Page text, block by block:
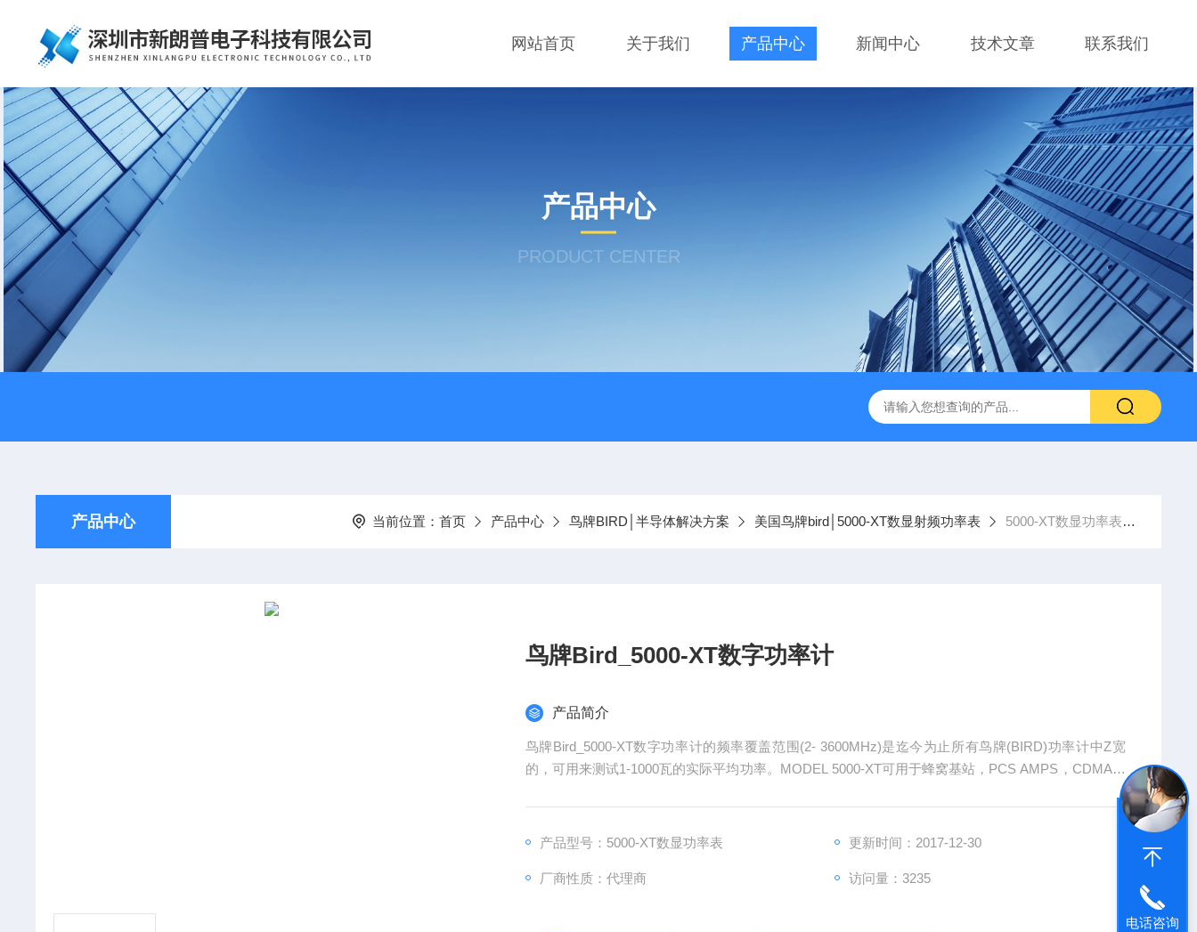
网站首页 关于我们 产品中心 新闻中心 技术文章 联系我们
产品中心
PRODUCT CENTER
产品中心 当前位置：首页 产品中心 鸟牌BIRD│半导体解决方案 美国鸟牌bird│5000-XT数显射频功率表 5000-XT数显功率表鸟牌Bird_5000-XT数字功率计
鸟牌Bird_5000-XT数字功率计
产品简介
鸟牌Bird_5000-XT数字功率计的频率覆盖范围(2- 3600MHz)是迄今为止所有鸟牌(BIRD)功率计中Z宽
的，可用来测试1-1000瓦的实际平均功率。MODEL 5000-XT可用于蜂窝基站，PCS AMPS，CDMA，
产品型号：5000-XT数显功率表 更新时间：2017-12-30
厂商性质：代理商 访问量：3235
电话咨询